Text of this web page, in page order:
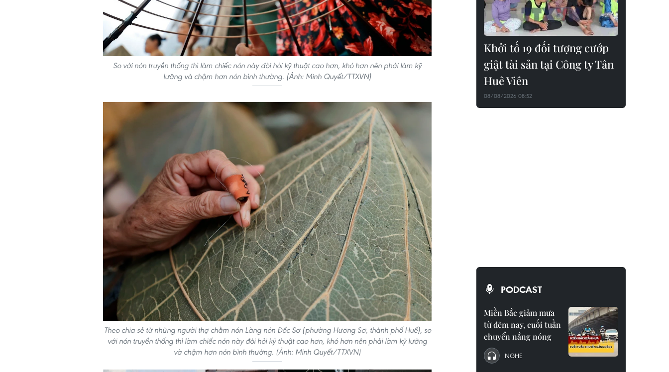
So với nón truyền thống thì làm chiếc nón này đòi hỏi kỹ thuật cao hơn, khó hơn nên phải làm kỹ
lưỡng và chậm hơn nón bình thường. (Ảnh: Minh Quyết/TTXVN)
Theo chia sẻ từ những người thợ chằm nón Làng nón Đốc Sơ (phường Hương Sơ, thành phố Huế), so
với nón truyền thống thì làm chiếc nón này đòi hỏi kỹ thuật cao hơn, khó hơn nên phải làm kỹ lưỡng
và chậm hơn nón bình thường. (Ảnh: Minh Quyết/TTXVN)
Khởi tố 19 đối tượng cướp
giật tài sản tại Công ty Tân
Huê Viên
08/08/2026 08:52
PODCAST
Miền Bắc giảm mưa
từ đêm nay, cuối tuần
chuyển nắng nóng
NGHE